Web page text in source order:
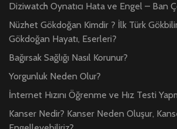
Diziwatch Oynatıcı Hata ve Engel – Ban
Nüzhet Gökdoğan Kimdir ? İlk Türk
Gökdoğan Hayatı, Eserleri?
Bağırsak Sağlığı Nasıl Korunur?
Yorgunluk Neden Olur?
İnternet Hızını Öğrenme ve Hız Testi
Kanser Nedir? Kanser Neden Oluşur,